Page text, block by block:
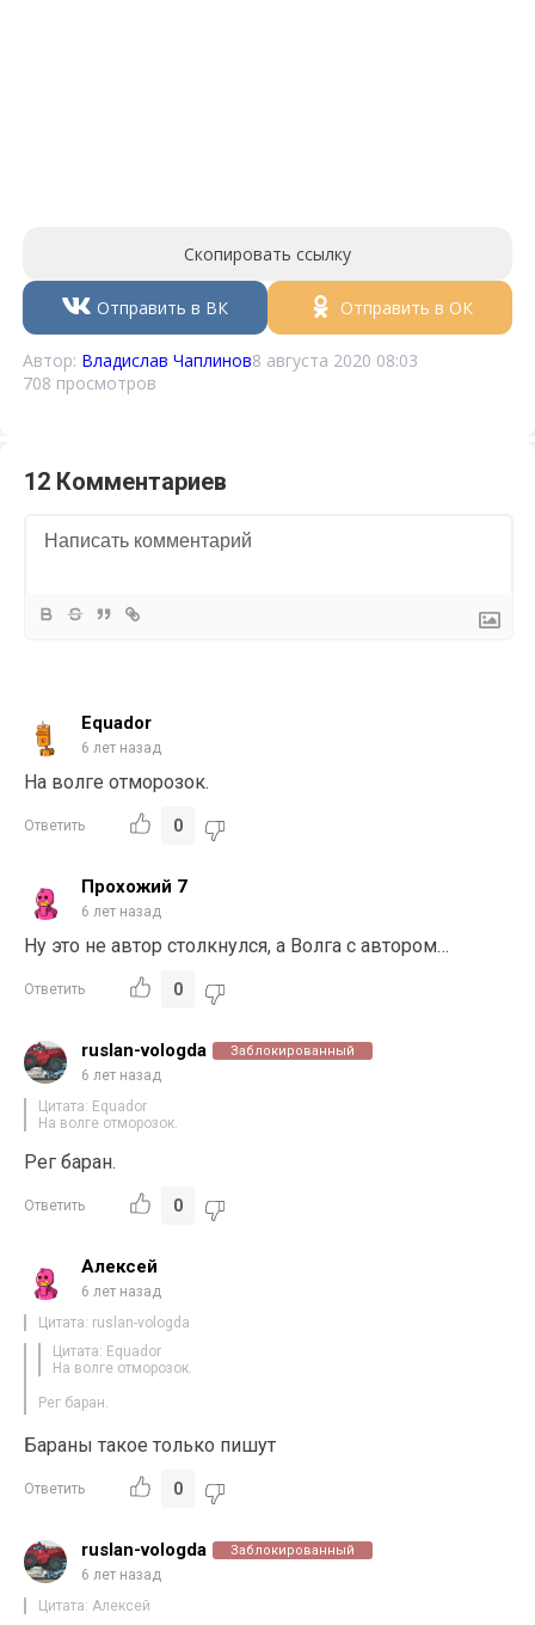
Скопировать ссылку
Отправить в ВК Отправить в ОК
Автор: Владислав Чаплинов8 августа 2020 08:03
708 просмотров
12 Комментариев
Equador
6 лет назад
На волге отморозок.
Ответить 0
Прохожий 7
6 лет назад
Ну это не автор столкнулся, а Волга с автором…
Ответить 0
ruslan-vologda Заблокированный
6 лет назад
Цитата: Equador
На волге отморозок.
Рег баран.
Ответить 0
Алексей
6 лет назад
Цитата: ruslan-vologda
Цитата: Equador
На волге отморозок.
Рег баран.
Бараны такое только пишут
Ответить 0
ruslan-vologda Заблокированный
6 лет назад
Цитата: Алексей